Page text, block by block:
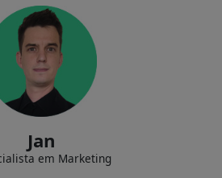
Jan
em Marketing
de marketing para promover a marca da
presença online, gerenciando o blog da
empresa.